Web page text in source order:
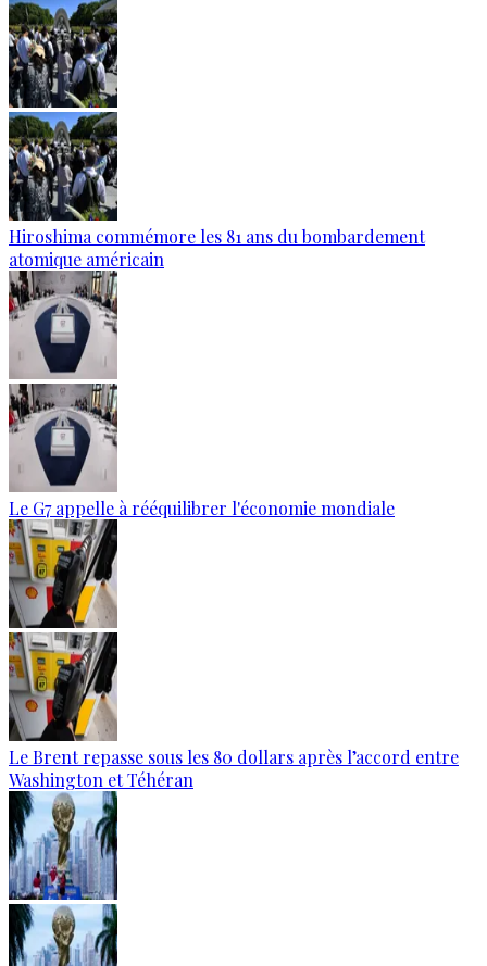
Hiroshima commémore les 81 ans du bombardement
atomique américain
Le G7 appelle à rééquilibrer l'économie mondiale
Le Brent repasse sous les 80 dollars après l’accord entre
Washington et Téhéran